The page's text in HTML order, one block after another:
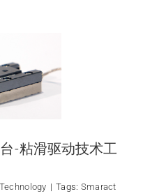
-粘滑驱动技术工
Technology | Tags: Smaract